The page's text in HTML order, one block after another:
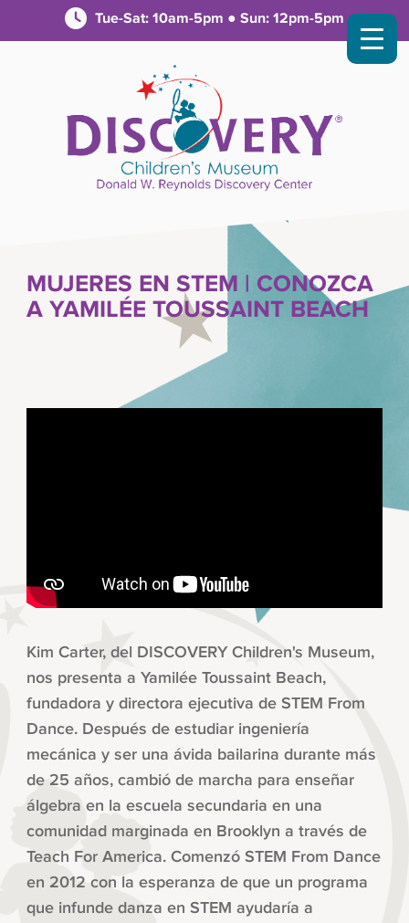
Tue-Sat: 10am-5pm ● Sun: 12pm-5pm
MUJERES EN STEM | CONOZCA
A YAMILÉE TOUSSAINT BEACH
Kim Carter, del DISCOVERY Children's Museum,
nos presenta a Yamilée Toussaint Beach,
fundadora y directora ejecutiva de STEM From
Dance. Después de estudiar ingeniería
mecánica y ser una ávida bailarina durante más
de 25 años, cambió de marcha para enseñar
álgebra en la escuela secundaria en una
comunidad marginada en Brooklyn a través de
Teach For America. Comenzó STEM From Dance
en 2012 con la esperanza de que un programa
que infunde danza en STEM ayudaría a